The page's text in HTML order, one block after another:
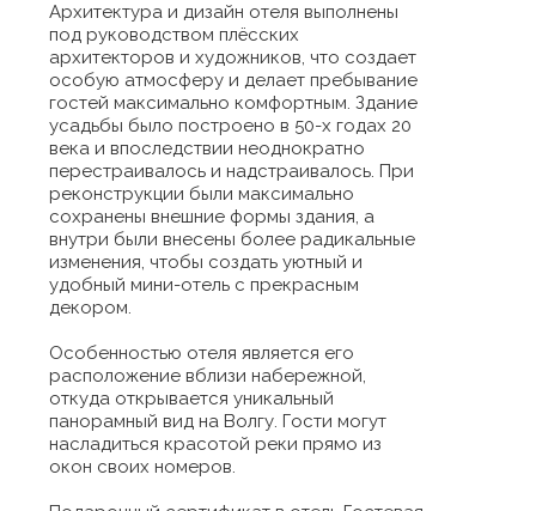
Архитектура и дизайн отеля выполнены
под руководством плёсских
архитекторов и художников, что создает
особую атмосферу и делает пребывание
гостей максимально комфортным. Здание
усадьбы было построено в 50-х годах 20
века и впоследствии неоднократно
перестраивалось и надстраивалось. При
реконструкции были максимально
сохранены внешние формы здания, а
внутри были внесены более радикальные
изменения, чтобы создать уютный и
удобный мини-отель с прекрасным
декором.
Особенностью отеля является его
расположение вблизи набережной,
откуда открывается уникальный
панорамный вид на Волгу. Гости могут
насладиться красотой реки прямо из
окон своих номеров.